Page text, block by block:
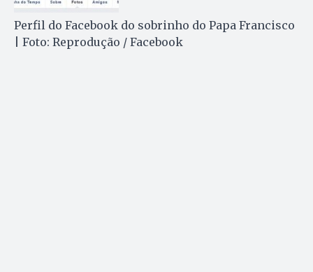
Perfil do Facebook do sobrinho do Papa Francisco
| Foto: Reprodução / Facebook